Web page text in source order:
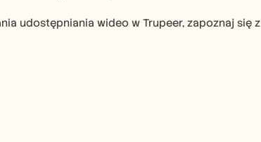
udostępniania wideo w Trupeer, zapoznaj się z